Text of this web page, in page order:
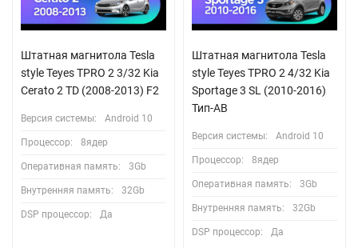
Штатная магнитола Tesla
style Teyes TPRO 2 3/32 Kia
Cerato 2 TD (2008-2013) F2
Версия системы: Android 10
Процессор: 8ядер
Оперативная память: 3Gb
Внутренняя память: 32Gb
DSP процессор: Да
Штатная магнитола Tesla
style Teyes TPRO 2 4/32 Kia
Sportage 3 SL (2010-2016)
Тип-AВ
Версия системы: Android 10
Процессор: 8ядер
Оперативная память: 3Gb
Внутренняя память: 32Gb
DSP процессор: Да